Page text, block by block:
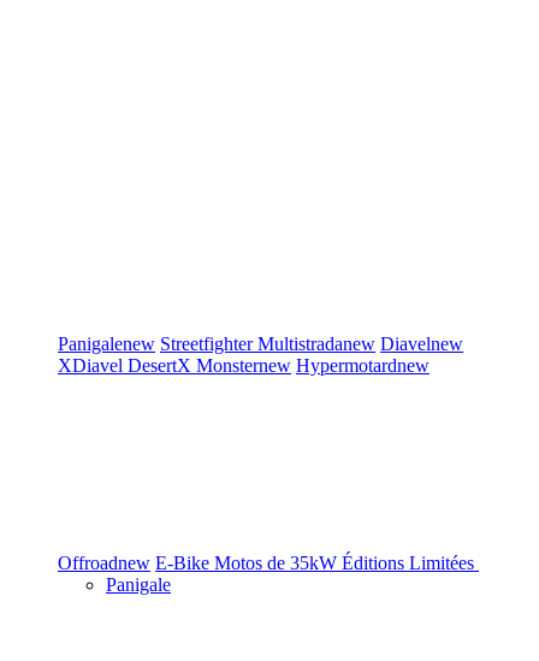
Panigalenew StreetfighterMultistradanew Diavelnew
XDiavel DesertX Monsternew Hypermotardnew
Offroadnew E-Bike Motos de 35kW Éditions Limitées
Panigale